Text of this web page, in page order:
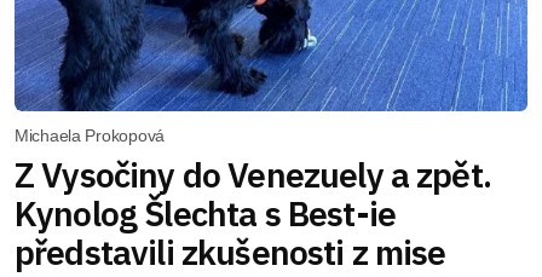
Michaela Prokopová
Z Vysočiny do Venezuely a zpět.
Kynolog Šlechta s Best-ie
představili zkušenosti z mise